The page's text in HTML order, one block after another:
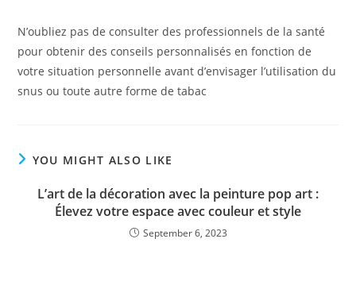
N’oubliez pas de consulter des professionnels de la santé
pour obtenir des conseils personnalisés en fonction de
votre situation personnelle avant d’envisager l’utilisation du
snus ou toute autre forme de tabac
YOU MIGHT ALSO LIKE
L’art de la décoration avec la peinture pop art :
Élevez votre espace avec couleur et style
September 6, 2023